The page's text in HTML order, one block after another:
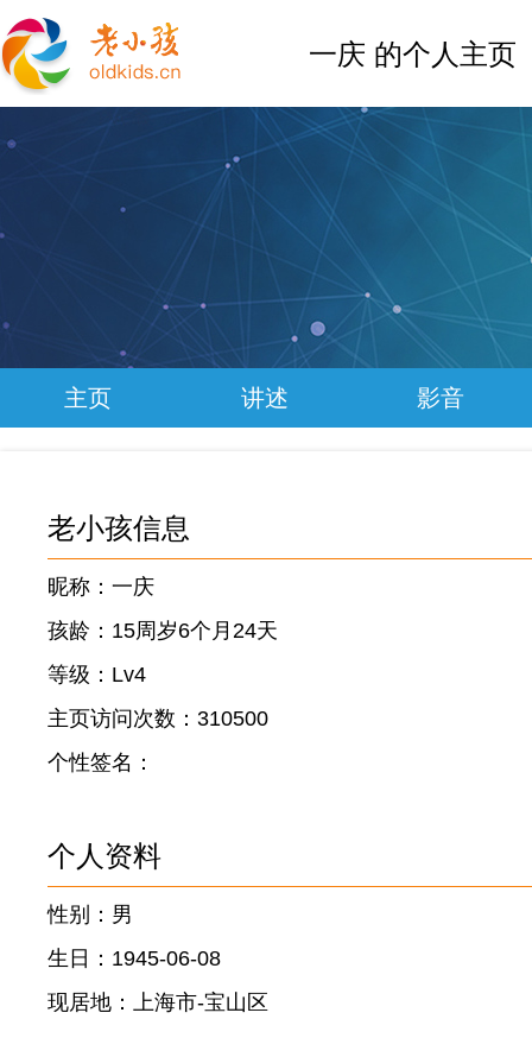
一庆 的个人主页
主页 讲述 影音
老小孩信息
昵称：一庆
孩龄：15周岁6个月24天
等级：Lv4
主页访问次数：310500
个性签名：
个人资料
性别：男
生日：1945-06-08
现居地：上海市-宝山区